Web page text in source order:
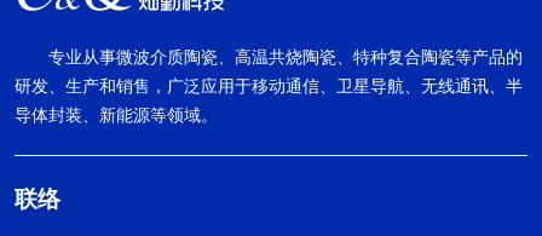
专业从事微波介质陶瓷、高温共烧陶瓷、特种复合陶瓷等产品的
研发、生产和销售，广泛应用于移动通信、卫星导航、无线通讯、半
导体封装、新能源等领域。
联络